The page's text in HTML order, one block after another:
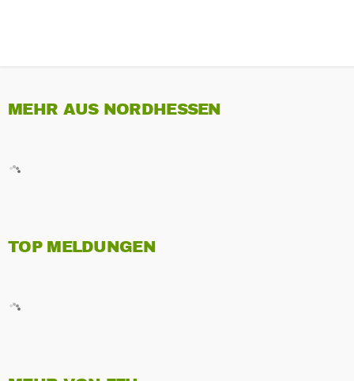
MEHR AUS NORDHESSEN
TOP MELDUNGEN